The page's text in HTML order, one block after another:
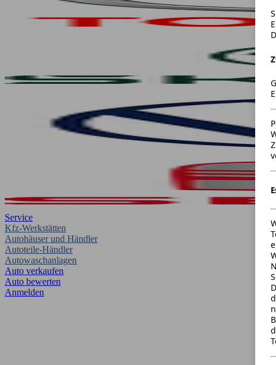
Service
Kfz-Werkstätten
Autohäuser und Händler
Autoteile-Händler
Autowaschanlagen
Auto verkaufen
Auto bewerten
Anmelden